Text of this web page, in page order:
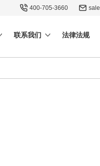
400-705-3660
联系我们 法律法规